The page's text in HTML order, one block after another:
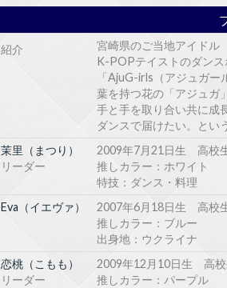
紹介
宮崎県のご当地アイドル
K-POPテイストのダンス
「AjuG-irls（アジュガ
葉を持つ花の「アジュガ
手と手を取り合い共に成
ダンスで届けたい。とい
茉里（まつり）
リーダー
2009年7月21日生 高校
推しカラー：ホワイト
特技：ダンス・料理
Eva（イエヴァ）
2007年6月18日生 高校
推しカラー：ブルー
出身地：ウクライナ
恋桃（こもも）
リーダー
2009年12月10日生 高校
推しカラー：パープル